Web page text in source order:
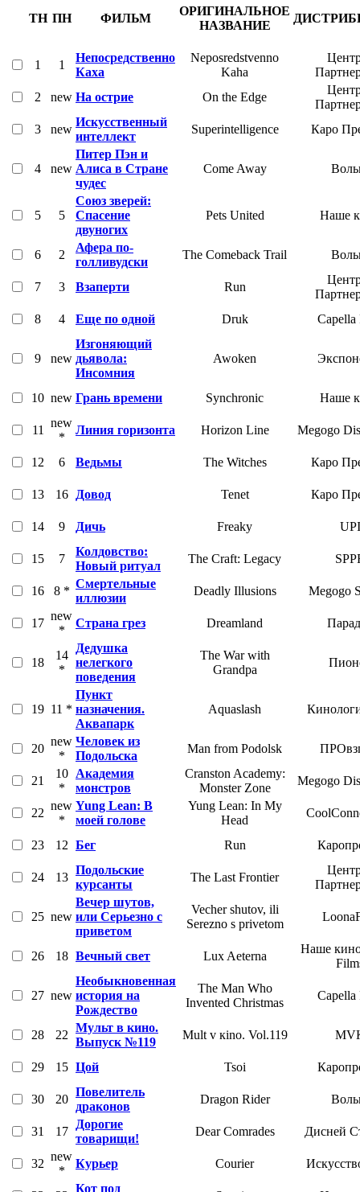
ТН ПН ФИЛЬМ
ОРИГИНАЛЬНОЕ
НАЗВАНИЕ
1 1
Непосредственно
Каха
Neposredstvenno
Kaha
2
new На острие On the Edge
3
new
Искусственный
интеллект
Superintelligence Каро
4 new
Питер Пэн и
Алиса в Стране
чудес
Come Away
5 5
Союз зверей:
Спасение
двуногих
Pets United Наше
6 2
Афера по-
голливудски
The Comeback Trail
7 3 Взаперти Run
8
4 Еще по одной Druk Capella
9 new
Изгоняющий
дьявола:
Инсомния
Awoken
10 new Грань времени Synchronic Наше
11
new
*
Линия горизонта Horizon Line Megogo
12 6 Ведьмы The Witches Каро
13 16 Довод Tenet Каро
14 9 Дичь Freaky UPI
15 7
Колдовство:
Новый ритуал
The Craft: Legacy
16 8 *
Смертельные
иллюзии
Deadly Illusions Megogo
17
new
*
Страна грез Dreamland
18
14
*
Дедушка
нелегкого
поведения
The War with
Grandpa
19 11 *
Пункт
назначения.
Аквапарк
Aquaslash
20
new
*
Человек из
Подольска
Man from Podolsk
21
10
*
Академия
монстров
Cranston Academy:
Monster Zone
Megogo
22
new
*
Yung Lean: В
моей голове
Yung Lean: In My
Head
23 12 Бег Run
24 13
Подольские
курсанты
The Last Frontier
25 new
Вечер шутов,
или Серьезно с
приветом
Vecher shutov, ili
Serezno s privetom
26 18 Вечный свет Lux Aeterna
Наше
27 new
Необыкновенная
история на
Рождество
The Man Who
Invented Christmas
Capella
28 22
Мульт в кино.
Выпуск №119
Mult v кino. Vol.119
29 15 Цой Tsoi
30 20
Повелитель
драконов
Dragon Rider
31 17
Дорогие
товарищи!
Dear Comrades Дисней
32
new
*
Курьер Courier
Кот под